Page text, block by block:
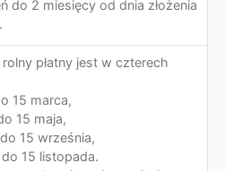
do 2 miesięcy od dnia złożenia
płatny jest w czterech
15 marca,
15 maja,
15 września,
15 listopada.